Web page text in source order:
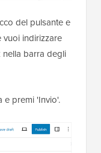
del pulsante e
indirizzare
nella barra degli
e premi 'Invio'.